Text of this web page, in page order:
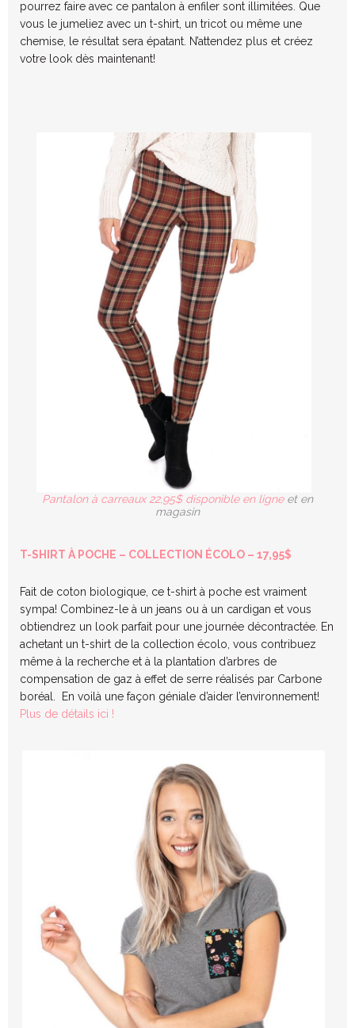
pourrez faire avec ce pantalon à enfiler sont illimitées. Que
vous le jumeliez avec un t-shirt, un tricot ou même une
chemise, le résultat sera épatant. N’attendez plus et créez
votre look dès maintenant!
Pantalon à carreaux 22,95$ disponible en ligneet en
magasin
T-SHIRT À POCHE – COLLECTION ÉCOLO – 17,95$
Fait de coton biologique, ce t-shirt à poche est vraiment
sympa! Combinez-le à un jeans ou à un cardigan et vous
obtiendrez un look parfait pour une journée décontractée. En
achetant un t-shirt de la collection écolo, vous contribuez
même à la recherche et à la plantation d’arbres de
compensation de gaz à effet de serre réalisés par Carbone
boréal. En voilà une façon géniale d’aider l’environnement!
Plus de détails ici !